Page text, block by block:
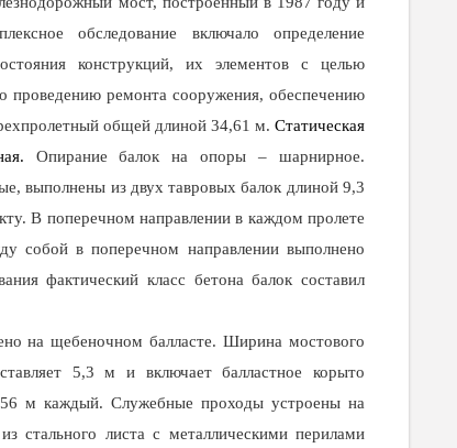
обследование включало определение
конструкций, их элементов с целью
проведению ремонта сооружения, обеспечению
общей длиной 34,61 м. Статическая
Опирание балок на опоры – шарнирное.
выполнены из двух тавровых балок длиной 9,3
В поперечном направлении в каждом пролете
собой в поперечном направлении выполнено
фактический класс бетона балок составил
на щебеночном балласте. Ширина мостового
5,3 м и включает балластное корыто
м каждый. Служебные проходы устроены на
стального листа с металлическими перилами